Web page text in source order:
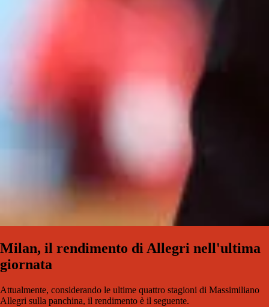
Milan, il rendimento di Allegri nell'ultima
giornata
Attualmente, considerando le ultime quattro stagioni di Massimiliano
Allegri sulla panchina, il rendimento è il seguente.